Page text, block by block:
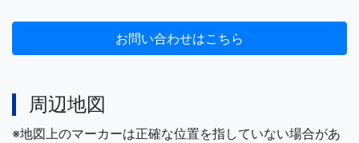
周辺地図
※地図上のマーカーは正確な位置を指していない場合があ